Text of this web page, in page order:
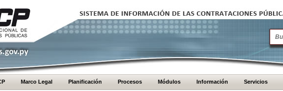
Marco Legal Planificación Procesos Módulos Información Servicios